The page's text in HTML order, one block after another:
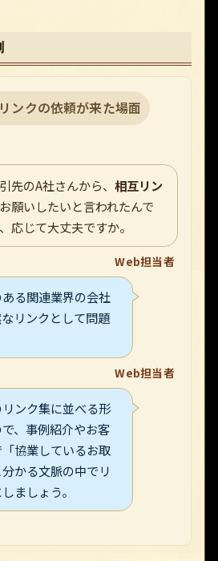
ンクの依頼が来た場面
先のA社さんから、相互リン
願いしたいと言われたんで
応じて大丈夫ですか。
Web担当者
る関連業界の会社
リンクとして問題
Web担当者
ンク集に並べる形
、事例紹介やお客
協業しているお取
かる文脈の中でリ
ましょう。